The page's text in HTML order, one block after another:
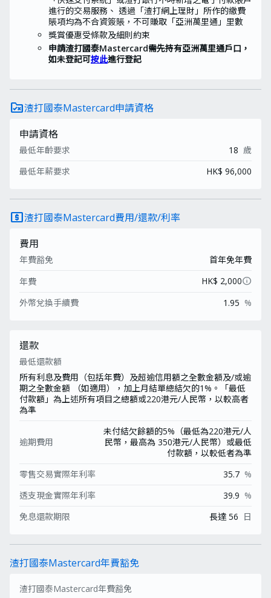
進行的交易服務、 透過「渣打網上理財」所作的繳費
賬項均為不合資簽賬，不可賺取「亞洲萬里通」里數
獎賞優惠受條款及細則約束
申請渣打國泰Mastercard需先持有亞洲萬里通戶口，
如未登記可按此進行登記
rule_folder渣打國泰Mastercard申請資格
申請資格
最低年齡要求 18 歲
最低年薪要求
HK$ 96,000
local_atm渣打國泰Mastercard費用/還款/利率
費用
年費豁免
首年免年費
年費
HK$ 2,000info
外幣兌換手續費 1.95 %
還款
最低還款額
所有利息及費用（包括年費）及超逾信用額之全數金額及/或逾
期之全數金額 （如適用），加上月結單總結欠的1%。「最低
付款額」為上述所有項目之總額或220港元/人民幣，以較高者
為準
逾期費用
未付結欠餘額的5%（最低為220港元/人
民幣，最高為 350港元/人民幣）或最低
付款額，以較低者為準
零售交易實際年利率
35.7 %
透支現金實際年利率
39.9 %
免息還款期限
長達 56 日
渣打國泰Mastercard年費豁免
渣打國泰Mastercard年費豁免